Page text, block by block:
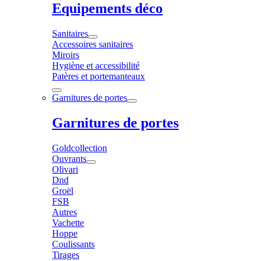
Equipements déco
Sanitaires
Accessoires sanitaires
Miroirs
Hygiène et accessibilité
Patères et portemanteaux
Garnitures de portes
Garnitures de portes
Goldcollection
Ouvrants
Olivari
Dnd
Groël
FSB
Autres
Vachette
Hoppe
Coulissants
Tirages